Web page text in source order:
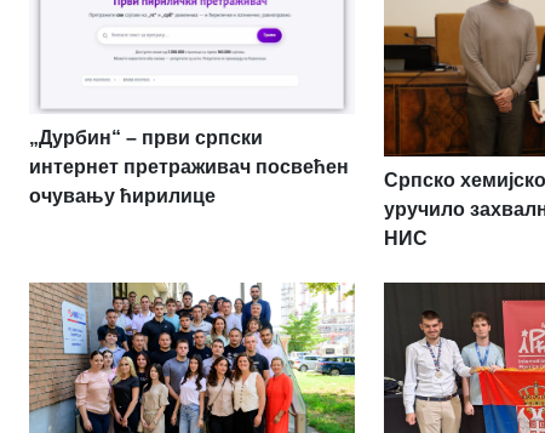
„Дурбин“ – први српски
интернет претраживач посвећен
очувању ћирилице
Српско
уручило
НИС